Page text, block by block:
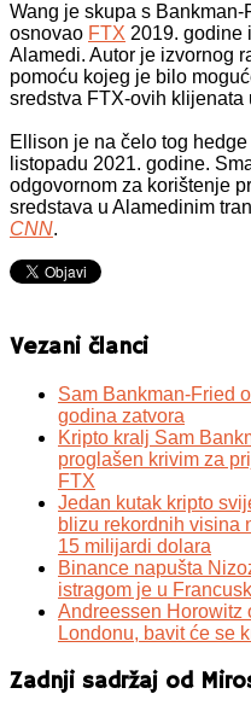
Wang je skupa s Bankman-
osnovao FTX 2019. godine
Alamedi. Autor je izvornog
pomoću kojeg je bilo
sredstva FTX-ovih klijenata
Ellison je na čelo tog
listopadu 2021. godine.
odgovornom za korištenje
sredstava u Alamedinim
CNN.
Vezani članci
Sam Bankman-Fried
godina zatvora
Kripto kralj Sam
proglašen krivim za
FTX
Jedan kutak kripto
blizu rekordnih visina
15 milijardi dolara
Binance napušta
istragom je u
Andreessen Horowitz
Londonu, bavit će se
Zadnji sadržaj od